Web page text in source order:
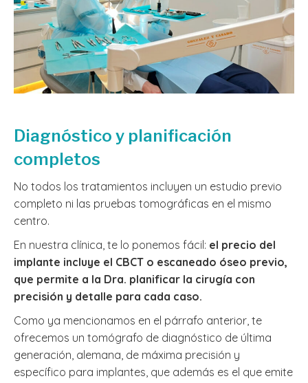
Diagnóstico y planificación
completos
No todos los tratamientos incluyen un estudio previo
completo ni las pruebas tomográficas en el mismo
centro.
En nuestra clínica, te lo ponemos fácil: el precio del
implante incluye el CBCT o escaneado óseo previo,
que permite a la Dra. planificar la cirugía con
precisión y detalle para cada caso.
Como ya mencionamos en el párrafo anterior, te
ofrecemos un tomógrafo de diagnóstico de última
generación, alemana, de máxima precisión y
específico para implantes, que además es el que emite